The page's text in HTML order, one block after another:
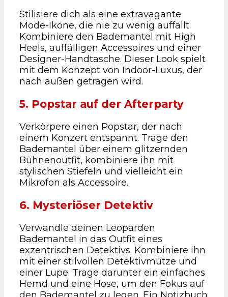
Stilisiere dich als eine extravagante
Mode-Ikone, die nie zu wenig auffällt.
Kombiniere den Bademantel mit High
Heels, auffälligen Accessoires und einer
Designer-Handtasche. Dieser Look spielt
mit dem Konzept von Indoor-Luxus, der
nach außen getragen wird.
5. Popstar auf der Afterparty
Verkörpere einen Popstar, der nach
einem Konzert entspannt. Trage den
Bademantel über einem glitzernden
Bühnenoutfit, kombiniere ihn mit
stylischen Stiefeln und vielleicht ein
Mikrofon als Accessoire.
6. Mysteriöser Detektiv
Verwandle deinen Leoparden
Bademantel in das Outfit eines
exzentrischen Detektivs. Kombiniere ihn
mit einer stilvollen Detektivmütze und
einer Lupe. Trage darunter ein einfaches
Hemd und eine Hose, um den Fokus auf